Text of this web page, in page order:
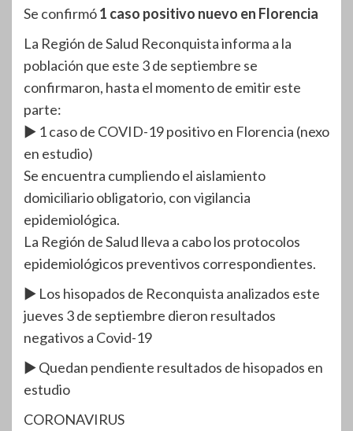
Se confirmó1 caso positivo nuevo en Florencia
La Región de Salud Reconquista informa a la
población que este 3 de septiembre se
confirmaron, hasta el momento de emitir este
parte:
▶️ 1 caso de COVID-19 positivo en Florencia (nexo
en estudio)
Se encuentra cumpliendo el aislamiento
domiciliario obligatorio, con vigilancia
epidemiológica.
La Región de Salud lleva a cabo los protocolos
epidemiológicos preventivos correspondientes.
▶️ Los hisopados de Reconquista analizados este
jueves 3 de septiembre dieron resultados
negativos a Covid-19
▶️ Quedan pendiente resultados de hisopados en
estudio
CORONAVIRUS